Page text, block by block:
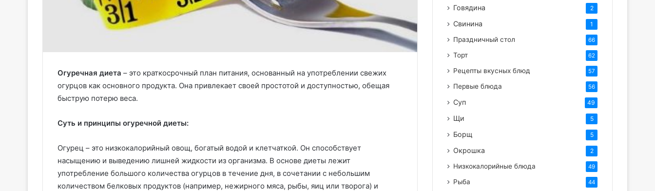
Огуречная диета – это краткосрочный план питания, основанный на употреблении свежих
огурцов как основного продукта. Она привлекает своей простотой и доступностью, обещая
быструю потерю веса.
Суть и принципы огуречной диеты:
Огурец – это низкокалорийный овощ, богатый водой и клетчаткой. Он способствует
насыщению и выведению лишней жидкости из организма. В основе диеты лежит
употребление большого количества огурцов в течение дня, в сочетании с небольшим
количеством белковых продуктов (например, нежирного мяса, рыбы, яиц или творога) и
Говядина 2
Свинина 1
Праздничный стол 66
Торт 62
Рецепты вкусных блюд 57
Первые блюда 56
Суп 49
Щи 5
Борщ 5
Окрошка 2
Низкокалорийные блюда 49
Рыба 44